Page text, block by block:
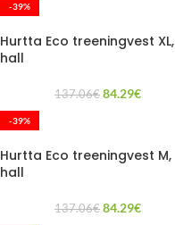
-39%
Hurtta Eco treeningvest XL,
hall
137.06€ 84.29€
-39%
Hurtta Eco treeningvest M,
hall
137.06€ 84.29€